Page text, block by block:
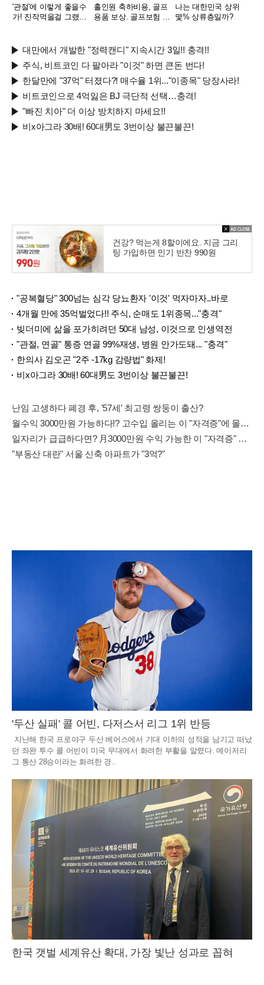
'관절'에 이렇게 좋을수
가! 진작먹을걸 그랬어
홀인원 축하비용, 골프
용품 보상. 골프보험 출
나는 대한민국 상위
몇% 상류층일까?
대만에서 개발한 "정력캔디" 지속시간 3일!! 충격!!
주식, 비트코인 다 팔아라 "이것" 하면 큰돈 번다!
한달만에 "37억" 터졌다?! 매수율 1위..."이종목" 당장사라!
비트코인으로 4억잃은 BJ 극단적 선택…충격!
"빠진 치아" 더 이상 방치하지 마세요!!
비x아그라 30배! 60대男도 3번이상 불끈불끈!
건강? 먹는게 8할이에요. 지금 그리
팅 가입하면 인기 반찬 990원
"공복혈당" 300넘는 심각 당뇨환자 '이것' 먹자마자..바로
4개월 만에 35억벌었다!! 주식, 순매도 1위종목..."충격"
빚더미에 삶을 포가히려던 50대 남성, 이것으로 인생역전
"관절, 연골" 통증 연골 99%재생, 병원 안가도돼... "충격"
한의사 김오곤 "2주 -17kg 감량법" 화제!
비x아그라 30배! 60대男도 3번이상 불끈불끈!
난임 고생하다 폐경 후, '57세' 최고령 쌍둥이 출산?
월수익 3000만원 가능하다!? 고수입 올리는 이 "자격증"에 몰리는 이유 알고보니…
일자리가 급급하다면? 月3000만원 수익 가능한 이 "자격증" 주목받고 있어..
"부동산 대란" 서울 신축 아파트가 "3억?"
'두산 실패' 콜 어빈, 다저스서 리그 1위 반등
지난해 한국 프로야구 두산 베어스에서 기대 이하의 성적을 남기고 떠났
던 좌완 투수 콜 어빈이 미국 무대에서 화려한 부활을 알렸다. 메이저리
그 통산 28승이라는 화려한 경..
한국 갯벌 세계유산 확대, 가장 빛난 성과로 꼽혀